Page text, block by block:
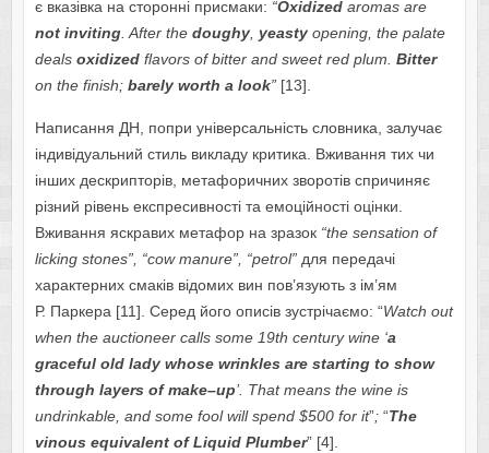
є вказівка на сторонні присмаки: “Oxidized aromas are
not inviting.After the doughy, yeastyopening, the palate
deals oxidizedflavors of bitter and sweet red plum. Bitter
on the finish; barely worth a look”[13].
Написання ДН, попри універсальність словника, залучає
індивідуальний стиль викладу критика. Вживання тих чи
інших дескрипторів, метафоричних зворотів спричиняє
різний рівень експресивності та емоційності оцінки.
Вживання яскравих метафор на зразок “the sensation of
licking stones”, “cow manure”, “petrol”для передачі
характерних смаків відомих вин пов’язують з ім’ям
Р. Паркера [11]. Серед його описів зустрічаємо: “Watch out
when the auctioneer calls some19th century wine‘a
graceful old lady whose wrinkles are starting to show
through layers of make–up’. That means the wine is
undrinkable, and some fool will spend $500 for it”; “The
vinous equivalent of Liquid Plumber” [4].